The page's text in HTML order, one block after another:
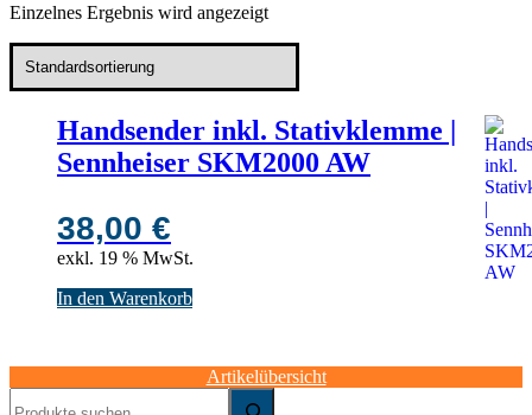
Einzelnes Ergebnis wird angezeigt
Handsender inkl. Stativklemme |
Sennheiser SKM2000 AW
38,00 €
exkl. 19 % MwSt.
In den Warenkorb
Artikelübersicht